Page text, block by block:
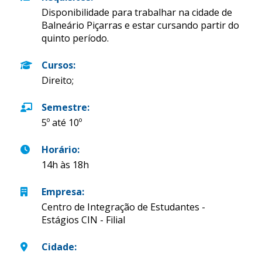
Disponibilidade para trabalhar na cidade de
Balneário Piçarras e estar cursando partir do
quinto período.
Cursos:
Direito;
Semestre:
5º até 10º
Horário:
14h às 18h
Empresa:
Centro de Integração de Estudantes -
Estágios CIN - Filial
Cidade: